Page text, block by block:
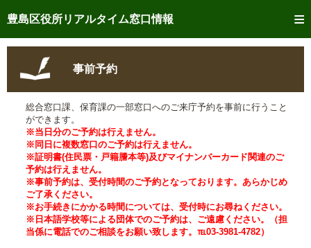
豊島区役所リアルタイム窓口情報
トップページへ
ご利用方法
事前予約
予約状況確認
リアルタイム窓口混雑状況
リアルタイム交付状況確認
メール通知登録
混雑予想カレンダー
事前予約
総合窓口課、保育課の一部窓口へのご来庁予約を事前に行うこと
ができます。
※当日分のご予約は行えません。
※同日に複数窓口のご予約は行えません。
※証明書(住民票・戸籍謄本等)及びマイナンバーカード関連のご
予約は行えません。
※事前予約は、受付時間のご予約となっております。あらかじめ
ご了承ください。
※お手続きにかかる時間については、受付時にお尋ねください。
※日本語学校等による団体でのご予約は、ご遠慮ください。（担
当係に電話でのご相談をお願い致します。℡03-3981-4782）